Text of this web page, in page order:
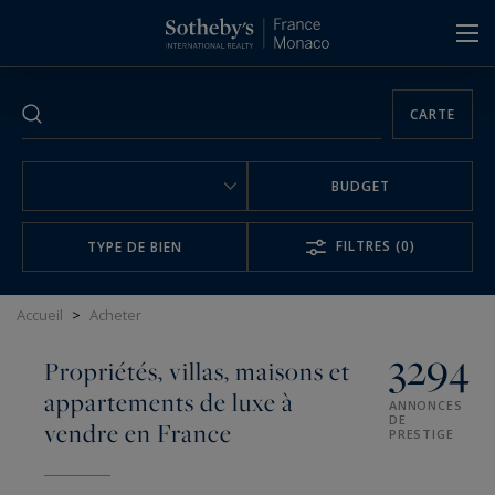
CARTE
TYPE DE BIEN
BUDGET
FILTRES (0)
Accueil > Acheter
Propriétés, villas, maisons et
appartements de luxe à
vendre en France
3294
ANNONCES
DE
PRESTIGE